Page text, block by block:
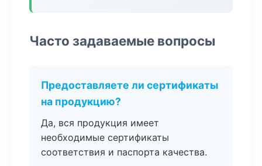
Часто задаваемые вопросы
Предоставляете ли сертификаты
на продукцию?
Да, вся продукция имеет
необходимые сертификаты
соответствия и паспорта качества.